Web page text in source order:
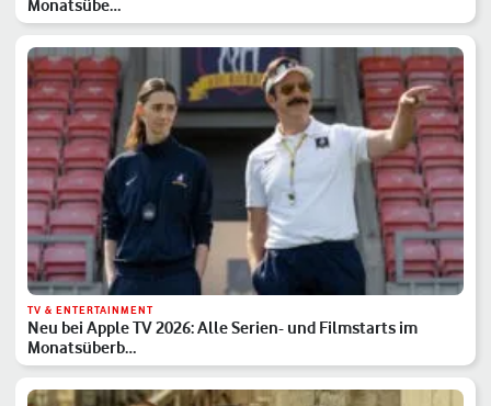
Monatsübe…
TV & ENTERTAINMENT
Neu bei Apple TV 2026: Alle Serien- und Filmstarts im
Monatsüberb…